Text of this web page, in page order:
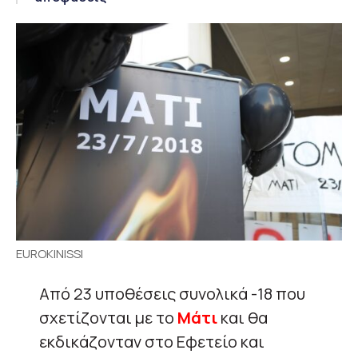
EUROKINISSI
Από 23 υποθέσεις συνολικά -18 που
σχετίζονται με το Μάτικαι θα
εκδικάζονταν στο Εφετείο και